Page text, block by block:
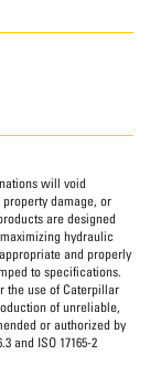
will void
damage, or
are designed
hydraulic
and properly
to specifications.
the use of Caterpillar
of unreliable,
or authorized by
and ISO 17165-2